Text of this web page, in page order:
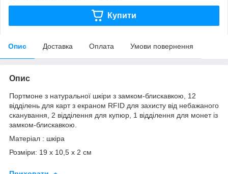
Купити
Опис Доставка Оплата Умови повернення
Опис
Портмоне з натуральної шкіри з замком-блискавкою, 12
відділень для карт з екраном RFID для захисту від небажаного
сканування, 2 відділення для купюр, 1 відділення для монет із
замком-блискавкою.
Матеріал : шкіра
Розміри: 19 x 10,5 x 2 cм